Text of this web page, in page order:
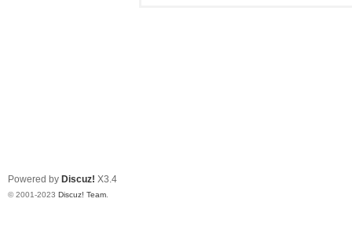
Powered by Discuz! X3.4
© 2001-2023 Discuz! Team